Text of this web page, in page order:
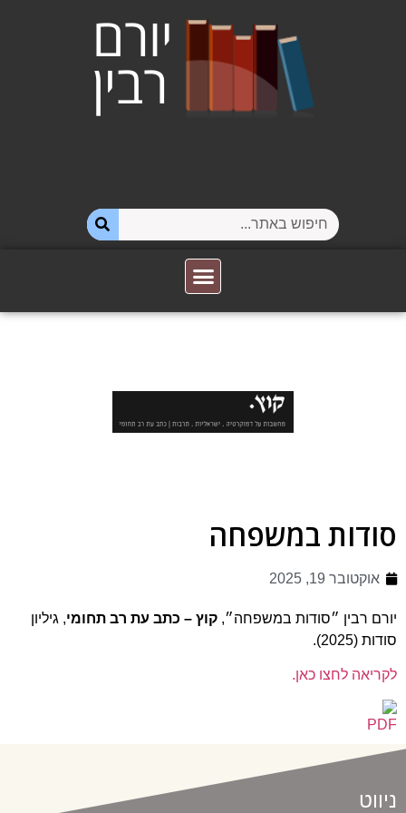
סודות במשפחה
אוקטובר 19, 2025
יורם רבין ״סודות במשפחה״, קוץ – כתב עת רב תחומי, גיליון
סודות (2025).
לקריאה לחצו כאן.
ניווט